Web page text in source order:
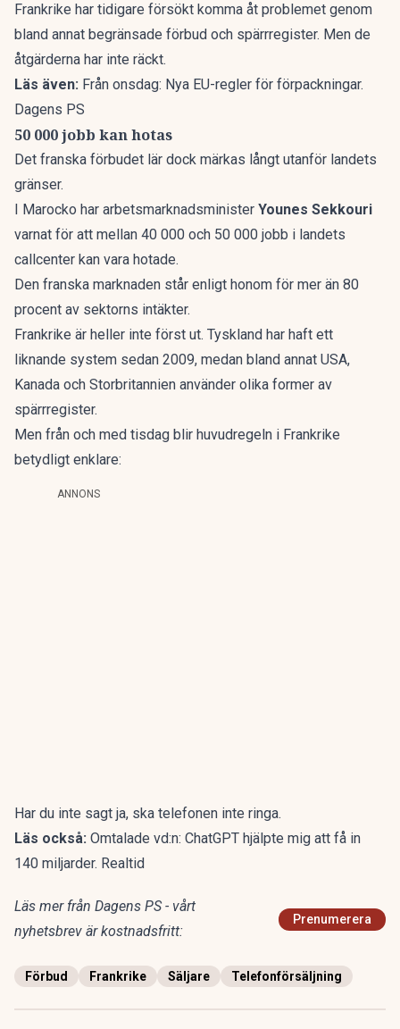
Frankrike har tidigare försökt komma åt problemet genom
bland annat begränsade förbud och spärrregister. Men de
åtgärderna har inte räckt.
Läs även: Från onsdag: Nya EU-regler för förpackningar.
Dagens PS
50 000 jobb kan hotas
Det franska förbudet lär dock märkas långt utanför landets
gränser.
I Marocko har arbetsmarknadsminister Younes Sekkouri
varnat för att mellan 40 000 och 50 000 jobb i landets
callcenter kan vara hotade.
Den franska marknaden står enligt honom för mer än 80
procent av sektorns intäkter.
Frankrike är heller inte först ut. Tyskland har haft ett
liknande system sedan 2009, medan bland annat USA,
Kanada och Storbritannien använder olika former av
spärrregister.
Men från och med tisdag blir huvudregeln i Frankrike
betydligt enklare:
ANNONS
Har du inte sagt ja, ska telefonen inte ringa.
Läs också: Omtalade vd:n: ChatGPT hjälpte mig att få in
140 miljarder. Realtid
Läs mer från Dagens PS - vårt
nyhetsbrev är kostnadsfritt:
Prenumerera
Förbud Frankrike Säljare Telefonförsäljning